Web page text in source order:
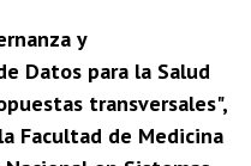
y
Datos para la Salud
transversales",
Facultad de Medicina